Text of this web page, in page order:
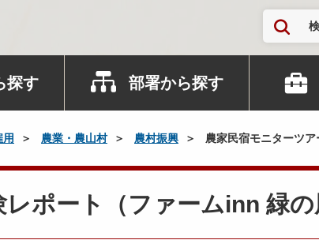
探す 部署から探す
用 農業・農山村 農村振興 農家民宿モニターツ
ポート（ファームinn 緑の